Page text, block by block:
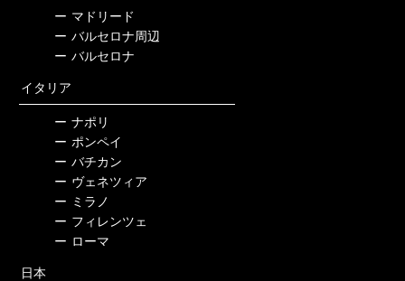
ー マドリード
ー バルセロナ周辺
ー バルセロナ
イタリア
ー ナポリ
ー ポンペイ
ー バチカン
ー ヴェネツィア
ー ミラノ
ー フィレンツェ
ー ローマ
日本